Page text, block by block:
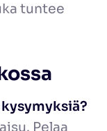
tuntee
Pelaa